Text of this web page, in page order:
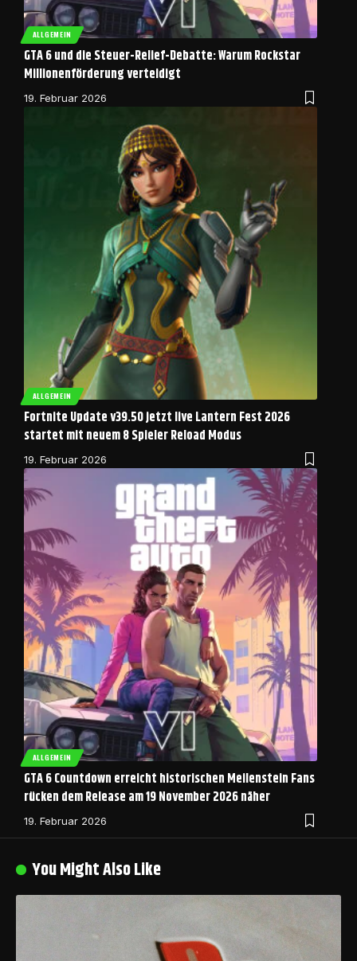
ALLGEMEIN
GTA 6 und die Steuer-Relief-Debatte: Warum Rockstar
Millionenförderung verteidigt
19. Februar 2026
ALLGEMEIN
Fortnite Update v39.50 jetzt live Lantern Fest 2026
startet mit neuem 8 Spieler Reload Modus
19. Februar 2026
ALLGEMEIN
GTA 6 Countdown erreicht historischen Meilenstein Fans
rücken dem Release am 19 November 2026 näher
19. Februar 2026
You Might Also Like